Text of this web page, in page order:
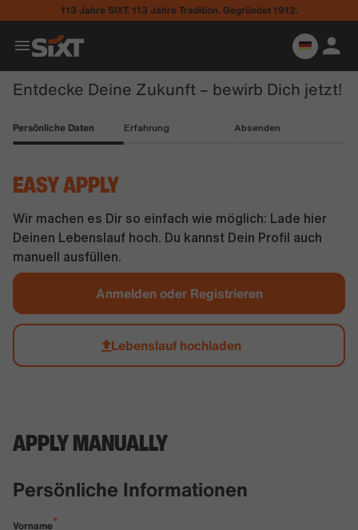
113 Jahre SIXT. 113 Jahre Tradition. Gegründet 1912.
Entdecke Deine Zukunft – bewirb Dich jetzt!
Persönliche Daten Erfahrung Absenden
EASY APPLY
Wir machen es Dir so einfach wie möglich: Lade hier
Deinen Lebenslauf hoch. Du kannst Dein Profil auch
manuell ausfüllen.
Anmelden oder Registrieren
Lebenslauf hochladen
APPLY MANUALLY
Persönliche Informationen
Vorname*